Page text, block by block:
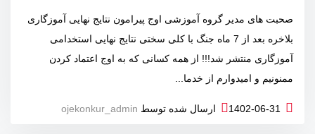
صحبت های مدیر گروه آموزشی اوج پیرامون نتایج نهایی آموزگاری
بلاخره بعد از 7 ماه جنگ با کلی سختی نتایج نهایی استخدامی
آموزگاری منتشر شد!!! از همه کسانی که به اوج اعتماد کردن
ممنونیم و امیدوارم از خدما...
ارسال شده توسط ojekonkur_admin